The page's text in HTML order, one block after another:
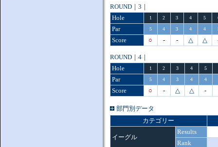
ROUND｜3｜
Hole
1 2 3 4 5
Par 5 4 3 4 4
Score ○ - - △ △
ROUND｜4｜
Hole
1 2 3 4 5
Par 5 4 3 4 4
Score ○ - △ △ -
部門別データ
カテゴリー
イーグル
Results
Rank